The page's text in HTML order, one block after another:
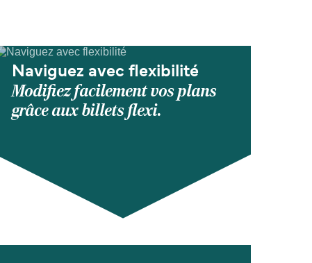
Naviguez avec flexibilité
Modifiez facilement vos plans
grâce aux billets flexi.